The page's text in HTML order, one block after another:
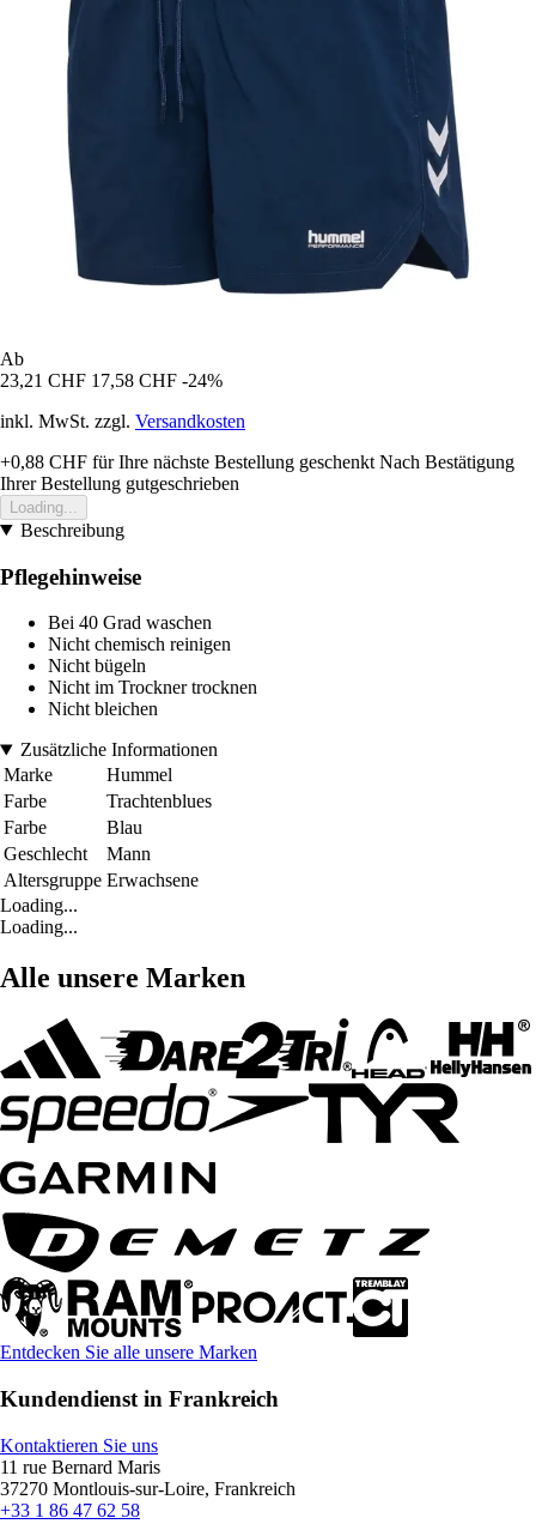
Ab
23,21 CHF 17,58 CHF -24%
inkl. MwSt. zzgl. Versandkosten
+0,88 CHF für Ihre nächste Bestellung geschenkt Nach Bestätigung
Ihrer Bestellung gutgeschrieben
Loading...
Beschreibung
Pflegehinweise
Bei 40 Grad waschen
Nicht chemisch reinigen
Nicht bügeln
Nicht im Trockner trocknen
Nicht bleichen
Zusätzliche Informationen
Marke
Hummel
Farbe
Trachtenblues
Farbe
Blau
Geschlecht
Mann
Altersgruppe Erwachsene
Loading...
Loading...
Alle unsere Marken
Entdecken Sie alle unsere Marken
Kundendienst in Frankreich
Kontaktieren Sie uns
11 rue Bernard Maris
37270 Montlouis-sur-Loire, Frankreich
+33 1 86 47 62 58